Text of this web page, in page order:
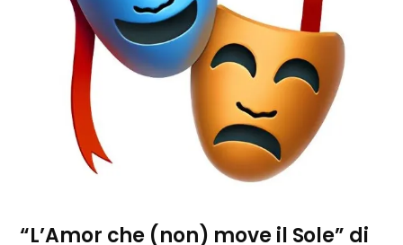
“L’Amor che (non) move il Sole” di